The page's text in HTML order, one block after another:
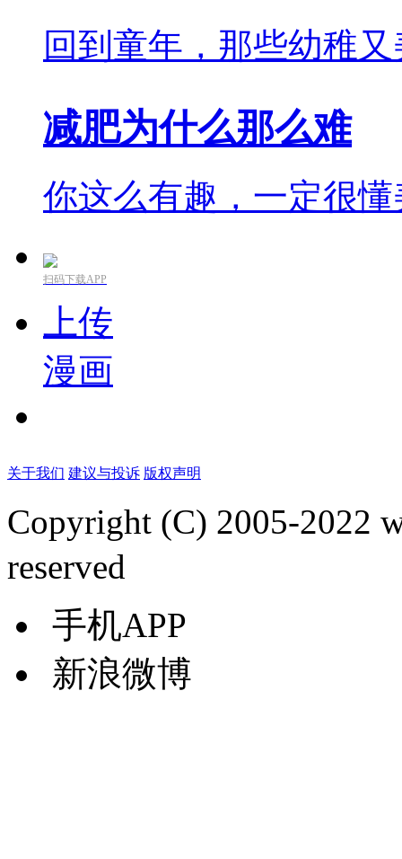
回到童年，那些幼稚
减肥为什么那么难
你这么有趣，一定很懂
扫码下载APP
上传
漫画
关于我们 建议与投诉 版权声明
Copyright (C) 2005-2022
reserved
手机APP
新浪微博